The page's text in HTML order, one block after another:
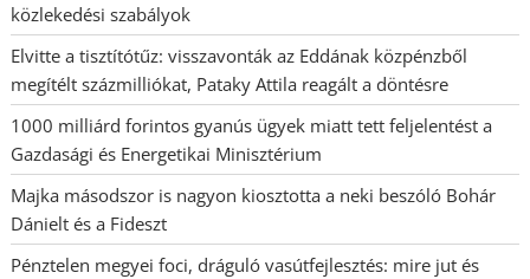
közlekedési szabályok
Elvitte a tisztítótűz: visszavonták az Eddának közpénzből
megítélt százmilliókat, Pataky Attila reagált a döntésre
1000 milliárd forintos gyanús ügyek miatt tett feljelentést a
Gazdasági és Energetikai Minisztérium
Majka másodszor is nagyon kiosztotta a neki beszóló Bohár
Dánielt és a Fideszt
Pénztelen megyei foci, dráguló vasútfejlesztés: mire jut és